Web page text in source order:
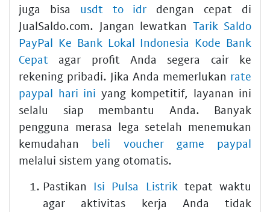
juga bisa usdt to idr dengan cepat di
JualSaldo.com. Jangan lewatkan Tarik Saldo
PayPal Ke Bank Lokal Indonesia Kode Bank
Cepat agar profit Anda segera cair ke
rekening pribadi. Jika Anda memerlukan rate
paypal hari ini yang kompetitif, layanan ini
selalu siap membantu Anda. Banyak
pengguna merasa lega setelah menemukan
kemudahan beli voucher game paypal
melalui sistem yang otomatis.
Pastikan Isi Pulsa Listriktepat waktu
agar aktivitas kerja Anda tidak